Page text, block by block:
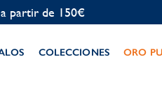
gratuita
COLECCIONES ORO